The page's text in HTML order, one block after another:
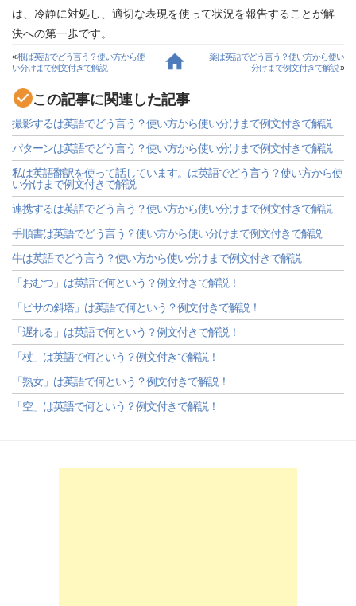
は、冷静に対処し、適切な表現を使って状況を報告することが解
決への第一歩です。
«根は英語でどう言う？使い方から使
い分けまで例文付きで解説
薬は英語でどう言う？使い方から使い
分けまで例文付きで解説»
この記事に関連した記事
撮影するは英語でどう言う？使い方から使い分けまで例文付きで解説
パターンは英語でどう言う？使い方から使い分けまで例文付きで解説
私は英語翻訳を使って話しています。は英語でどう言う？使い方から使
い分けまで例文付きで解説
連携するは英語でどう言う？使い方から使い分けまで例文付きで解説
手順書は英語でどう言う？使い方から使い分けまで例文付きで解説
牛は英語でどう言う？使い方から使い分けまで例文付きで解説
「おむつ」は英語で何という？例文付きで解説！
「ピサの斜塔」は英語で何という？例文付きで解説！
「遅れる」は英語で何という？例文付きで解説！
「杖」は英語で何という？例文付きで解説！
「熟女」は英語で何という？例文付きで解説！
「空」は英語で何という？例文付きで解説！